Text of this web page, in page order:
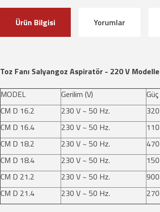
Ürün Bilgisi Yorumlar
Toz Fanı Salyangoz Aspiratör - 220 V
MODEL
Gerilim (V)
CM D 16.2
230 V ~ 50 Hz. 320
CM D 16.4
230 V ~ 50 Hz. 110
CM D 18.2
230 V ~ 50 Hz. 470
CM D 18.4
230 V ~ 50 Hz. 150
CM D 21.2
230 V ~ 50 Hz. 900
CM D 21.4
230 V ~ 50 Hz. 270